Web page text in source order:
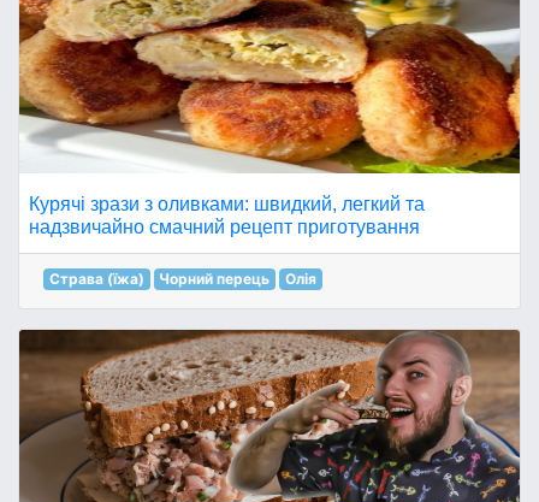
Курячі зрази з оливками: швидкий, легкий та
надзвичайно смачний рецепт приготування
Страва (їжа) Чорний перець Олія